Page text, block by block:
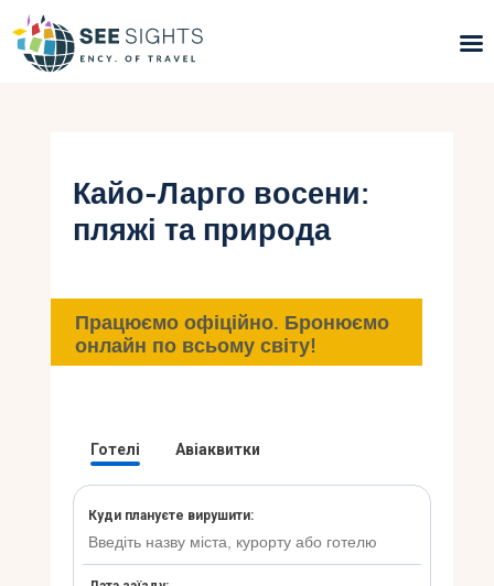
Гарячі тури
Типи Турів
Інфо
Контакти
Кайо-Ларго восени:
пляжі та природа
Працюємо офіційно. Бронюємо
онлайн по всьому світу!